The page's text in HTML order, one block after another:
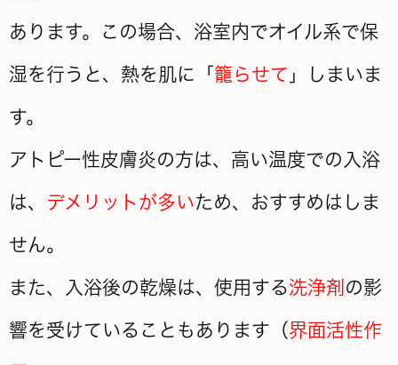
あります。この場合、浴室内でオイル系で保
湿を行うと、熱を肌に「 籠らせて 」しまいま
す。
アトピー性皮膚炎の方は、高い温度での入浴
は、 デメリットが多いため、おすすめはしま
せん。
また、入浴後の乾燥は、使用する洗浄剤 の影
響を受けていることもあります（界面活性作